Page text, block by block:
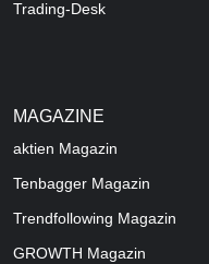
Trading-Desk
MAGAZINE
aktien Magazin
Tenbagger Magazin
Trendfollowing Magazin
GROWTH Magazin